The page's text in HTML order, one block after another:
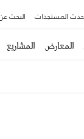
المستجدات البحث
المعارض المشاريع